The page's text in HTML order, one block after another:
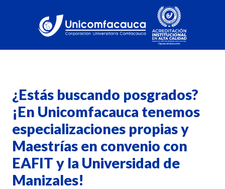
¿Estás buscando posgrados?
¡En Unicomfacauca tenemos
especializaciones propias y
Maestrías en convenio con
EAFIT y la Universidad de
Manizales!